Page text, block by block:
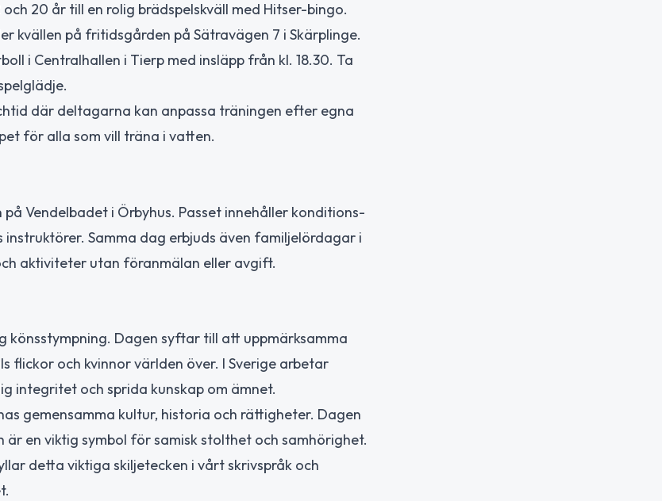
20 år till en rolig brädspelskväll med Hitser-bingo.
kvällen på fritidsgården på Sätravägen 7 i Skärplinge.
i Centralhallen i Tierp med insläpp från kl. 18.30. Ta
där deltagarna kan anpassa träningen efter egna
för alla som vill träna i vatten.
Vendelbadet i Örbyhus. Passet innehåller konditions-
Samma dag erbjuds även familjelördagar i
aktiviteter utan föranmälan eller avgift.
Dagen syftar till att uppmärksamma
flickor och kvinnor världen över. I Sverige arbetar
integritet och sprida kunskap om ämnet.
gemensamma kultur, historia och rättigheter. Dagen
en viktig symbol för samisk stolthet och samhörighet.
detta viktiga skiljetecken i vårt skrivspråk och